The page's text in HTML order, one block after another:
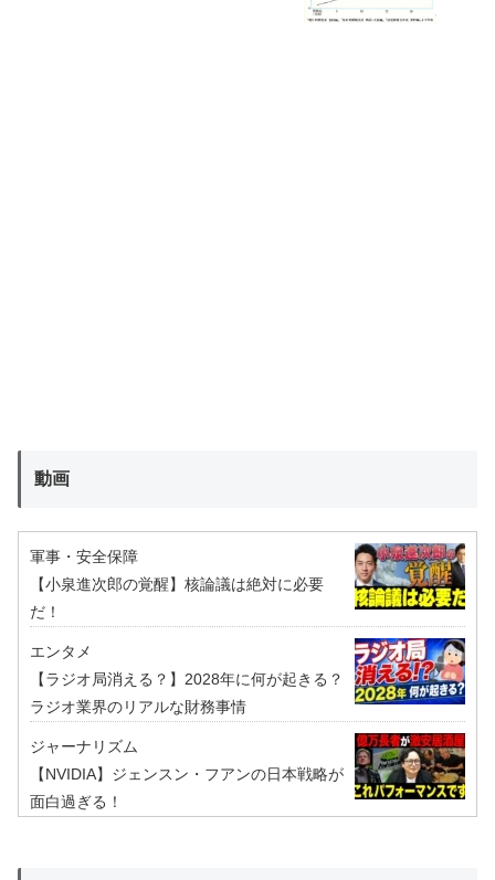
動画
軍事・安全保障
【小泉進次郎の覚醒】核論議は絶対に必要
だ！
エンタメ
【ラジオ局消える？】2028年に何が起きる？
ラジオ業界のリアルな財務事情
ジャーナリズム
【NVIDIA】ジェンスン・フアンの日本戦略が
面白過ぎる！